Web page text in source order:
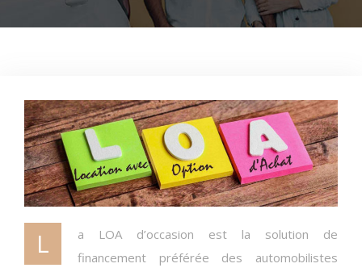
La LOA d’occasion est la solution de
financement préférée des automobilistes